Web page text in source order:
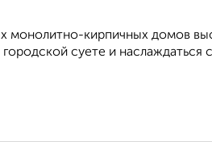
монолитно-кирпичных домов
суете и наслаждаться